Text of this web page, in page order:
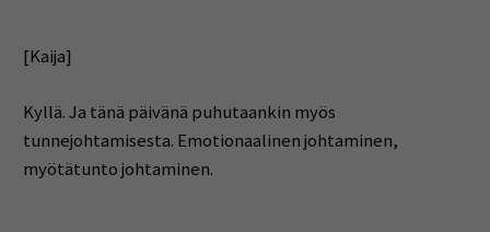
[Kaija]
Kyllä. Ja tänä päivänä puhutaankin myös
tunnejohtamisesta. Emotionaalinen johtaminen,
myötätunto johtaminen.